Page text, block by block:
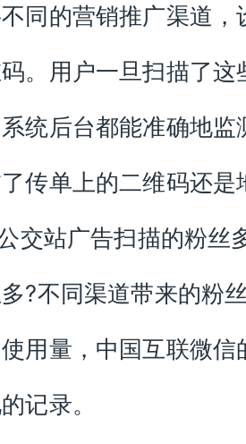
同的营销推广渠道，
。用户一旦扫描了这
统后台都能准确地监
传单上的二维码还是
交站广告扫描的粉丝
?不同渠道带来的粉
用量，中国互联微信
记录。